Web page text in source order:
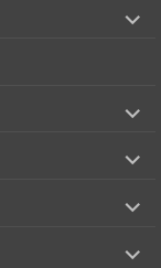
child
child
child
child
child